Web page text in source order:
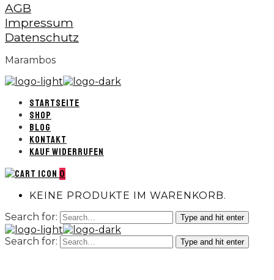
AGB
Impressum
Datenschutz
Marambos
STARTSEITE
SHOP
BLOG
KONTAKT
KAUF WIDERRUFEN
0
KEINE PRODUKTE IM WARENKORB.
Search for:
Type and hit enter
Search for: Type and hit enter